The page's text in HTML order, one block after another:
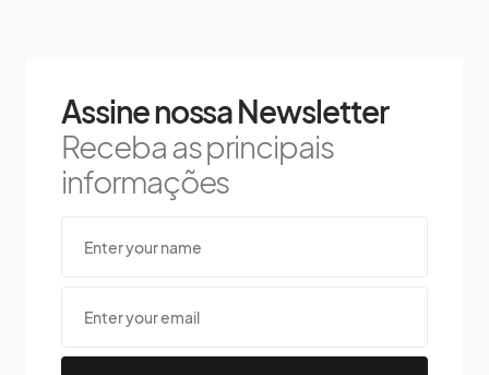
Assine nossa Newsletter
Receba as principais
informações